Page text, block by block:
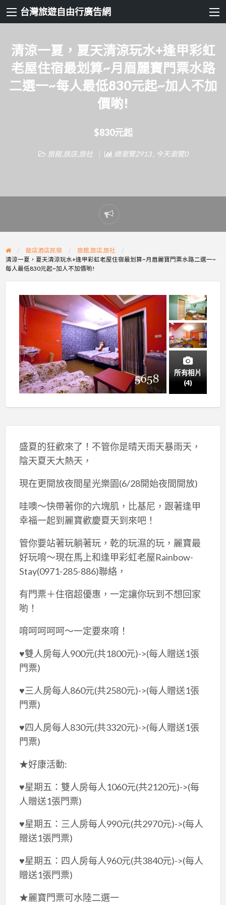
台灣旅遊自由行廣告網
清涼一夏，夏天清涼玩水+逢甲彩虹
老屋住宿最划算~月眉麗寶門票水路
二選一~每人最低830元起~加人不加
價喲!
$830元起
旅館,旅店,旅社 總瀏覽2913 , 今天瀏覽0
Report
problem
飯店酒店民宿
旅館,旅店,旅社
清涼一夏，夏天清涼玩水+逢甲彩虹老屋住宿最划算~月眉麗寶門票水路二選一~
每人最低830元起~加人不加價喲!
所有相片
(4)
盛夏的狂歡來了！不管你是晴天雨天暴雨天，
陰天夏天大熱天，
現在更開放夜間星光樂園(6/28開始夜間開放)
哇噢～快帶著你的六塊肌，比基尼，跟著逢甲
幸福一起到麗寶歡慶夏天到來吧！
管你要站著玩躺著玩，乾的玩濕的玩，麗寶最
好玩唷～現在馬上和逢甲彩虹老屋Rainbow-
Stay(0971-285-886)聯絡，
有門票＋住宿超優惠，一定讓你玩到不想回家
喲！
唷呵呵呵呵～一定要來唷！
♥雙人房每人900元(共1800元)->(每人贈送1張
門票)
♥三人房每人860元(共2580元)->(每人贈送1張
門票)
♥四人房每人830元(共3320元)->(每人贈送1張
門票)
★好康活動:
♥星期五：雙人房每人1060元(共2120元)->(每
人贈送1張門票)
♥星期五：三人房每人990元(共2970元)->(每人
贈送1張門票)
♥星期五：四人房每人960元(共3840元)->(每人
贈送1張門票)
★麗寶門票可水陸二選一